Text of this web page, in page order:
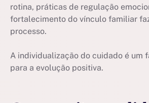
rotina, práticas de regulação
fortalecimento do vínculo familiar
processo.
A individualização do cuidado é um
para a evolução positiva.